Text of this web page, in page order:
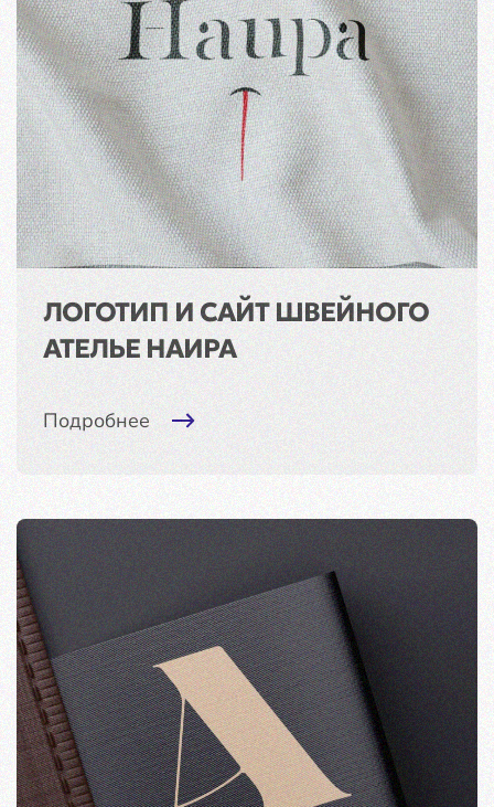
ЛОГОТИП И САЙТ ШВЕЙНОГО
АТЕЛЬЕ НАИРА
Подробнее